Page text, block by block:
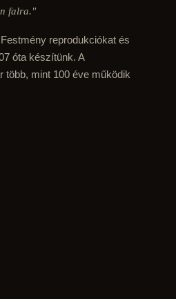
falra."
reprodukciókat és
óta készítünk. A
több, mint 100 éve működik